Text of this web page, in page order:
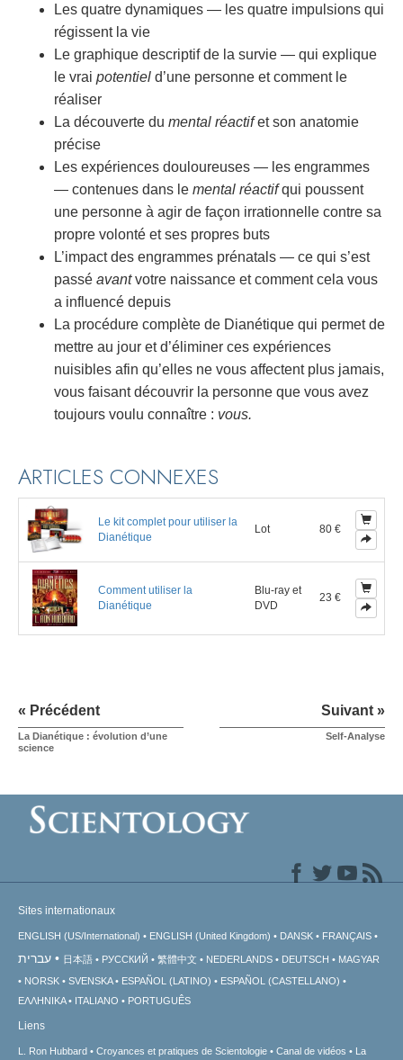
Les quatre dynamiques — les quatre impulsions qui
régissent la vie
Le graphique descriptif de la survie — qui explique
le vrai potentiel d’une personne et comment le
réaliser
La découverte du mental réactifet son anatomie
précise
Les expériences douloureuses — les engrammes
— contenues dans le mental réactifqui poussent
une personne à agir de façon irrationnelle contre sa
propre volonté et ses propres buts
L’impact des engrammes prénatals — ce qui s’est
passé avantvotre naissance et comment cela vous
a influencé depuis
La procédure complète de Dianétique qui permet de
mettre au jour et d’éliminer ces expériences
nuisibles afin qu’elles ne vous affectent plus jamais,
vous faisant découvrir la personne que vous avez
toujours voulu connaître : vous.
ARTICLES CONNEXES
Le kit complet pour utiliser la
Dianétique
Lot 80 €
Comment utiliser la
Dianétique
Blu-ray et
DVD
23 €
« Précédent
La Dianétique : évolution d’une
science
Suivant »
Self-Analyse
Sites internationaux
ENGLISH (US/International) ENGLISH (United Kingdom) DANSK FRANÇAIS
עברית 日本語 РУССКИЙ 繁體中文 NEDERLANDS DEUTSCH
MAGYAR
NORSK
SVENSKA ESPAÑOL (LATINO)
ESPAÑOL (CASTELLANO)
ΕΛΛΗΝΙΚA
ITALIANO PORTUGUÊS
Liens
L. Ron Hubbard Croyances et pratiques de Scientologie Canal de vidéos La